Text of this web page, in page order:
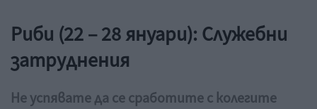
Риби (22 – 28 януари): Служебни
затруднения
Не успявате да се сработите с колегите